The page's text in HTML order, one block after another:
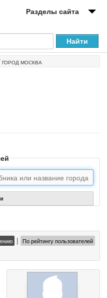
Разделы сайта
ГОРОД МОСКВА
| По рейтингу пользователей